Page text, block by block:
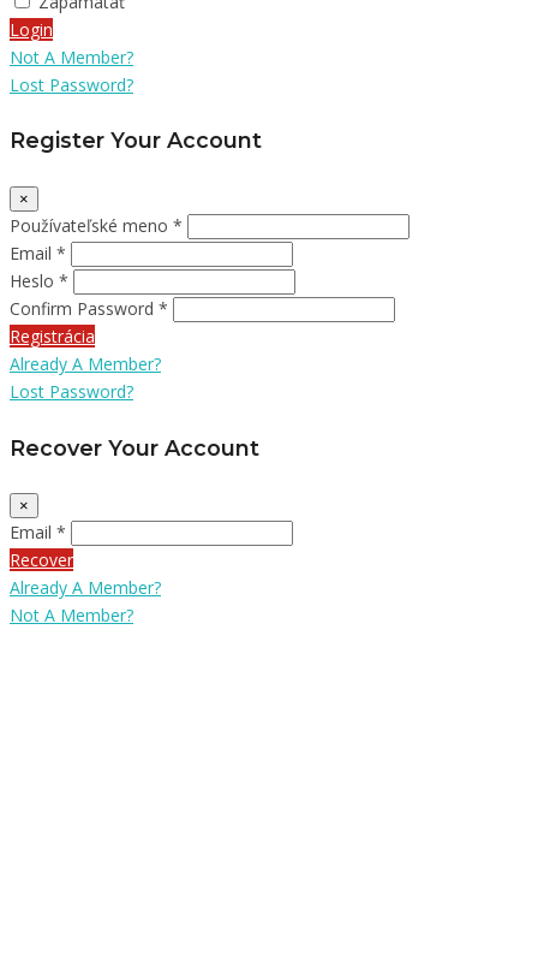
Login
Not A Member?
Lost Password?
Register Your Account
×
Používateľské meno *
Email *
Heslo *
Confirm Password *
Registrácia
Already A Member?
Lost Password?
Recover Your Account
×
Email *
Recover
Already A Member?
Not A Member?